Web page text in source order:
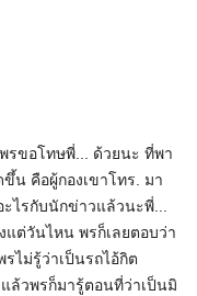
รขอโทษพี่... ด้วยนะ ที่พา
น คือผู้กองเขาโทร. มา
ะไรกับนักข่าวแล้วนะพี่...
แต่วันไหน พรก็เลยตอบว่า
ไม่รู้ว่าเป็นรถไอ้กิต
ล้วพรก็มารู้ตอนที่ว่าเป็นมิ